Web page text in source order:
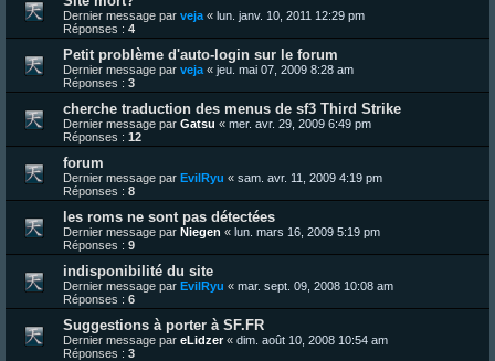
Dernier message par veja « lun. janv. 10, 2011 12:29 pm
Réponses : 4
Petit problème d'auto-login sur le forum
Dernier message par veja « jeu. mai 07, 2009 8:28 am
Réponses : 3
cherche traduction des menus de sf3 Third Strike
Dernier message par Gatsu « mer. avr. 29, 2009 6:49 pm
Réponses : 12
forum
Dernier message par EvilRyu « sam. avr. 11, 2009 4:19 pm
Réponses : 8
les roms ne sont pas détectées
Dernier message par Niegen « lun. mars 16, 2009 5:19 pm
Réponses : 9
indisponibilité du site
Dernier message par EvilRyu « mar. sept. 09, 2008 10:08 am
Réponses : 6
Suggestions à porter à SF.FR
Dernier message par eLidzer« dim. août 10, 2008 10:54 am
Réponses : 3